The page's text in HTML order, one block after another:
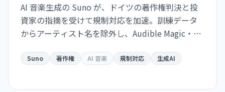
AI 音楽生成の Suno が、ドイツの著作権判決と投
資家の指摘を受けて規制対応を加速。訓練データ
からアーティスト名を除外し、Audible Magic・
厳格なダウンロード制限で『合法化』への道を進
Suno 著作権 AI 音楽 規制対応 生成AI